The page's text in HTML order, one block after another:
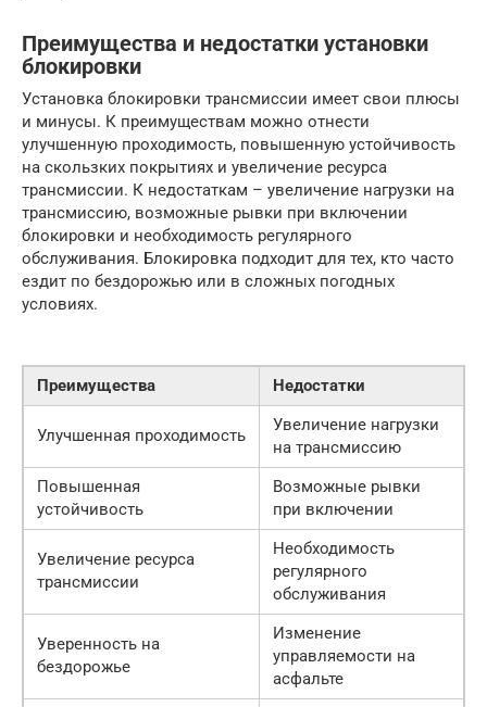
Преимущества и недостатки установки
блокировки
Установка блокировки трансмиссии имеет свои плюсы
и минусы. К преимуществам можно отнести
улучшенную проходимость, повышенную устойчивость
на скользких покрытиях и увеличение ресурса
трансмиссии. К недостаткам – увеличение нагрузки на
трансмиссию, возможные рывки при включении
блокировки и необходимость регулярного
обслуживания. Блокировка подходит для тех, кто часто
ездит по бездорожью или в сложных погодных
условиях.
Преимущества Недостатки
Улучшенная проходимость
Увеличение нагрузки
на трансмиссию
Повышенная
устойчивость
Возможные рывки
при включении
Увеличение ресурса
трансмиссии
Необходимость
регулярного
обслуживания
Уверенность на
бездорожье
Изменение
управляемости на
асфальте